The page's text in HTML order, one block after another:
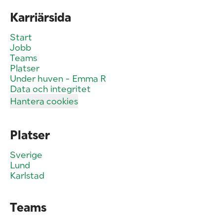
Karriärsida
Start
Jobb
Teams
Platser
Under huven - Emma R
Data och integritet
Hantera cookies
Platser
Sverige
Lund
Karlstad
Teams